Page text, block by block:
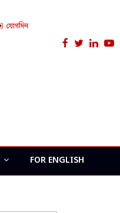
যোগদিন
Facebook
Twitter
FOR ENGLISH